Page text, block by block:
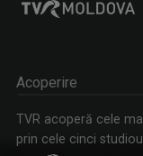
După aproape 30 de
Acoperire
TVR acoperă cele
prin cele cinci